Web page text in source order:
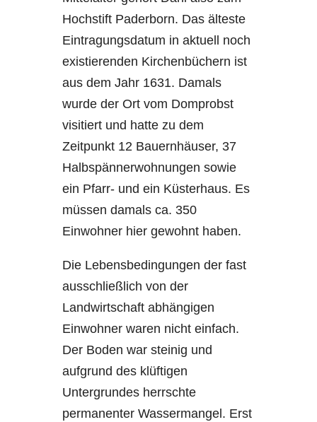
Hochstift Paderborn. Das älteste
Eintragungsdatum in aktuell noch
existierenden Kirchenbüchern ist
aus dem Jahr 1631. Damals
wurde der Ort vom Domprobst
visitiert und hatte zu dem
Zeitpunkt 12 Bauernhäuser, 37
Halbspännerwohnungen sowie
ein Pfarr- und ein Küsterhaus. Es
müssen damals ca. 350
Einwohner hier gewohnt haben.
Die Lebensbedingungen der fast
ausschließlich von der
Landwirtschaft abhängigen
Einwohner waren nicht einfach.
Der Boden war steinig und
aufgrund des klüftigen
Untergrundes herrschte
permanenter Wassermangel. Erst